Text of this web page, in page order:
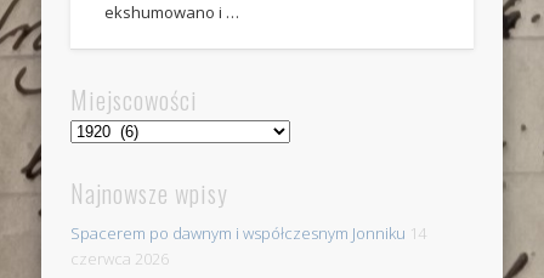
ekshumowano i …
Miejscowości
Miejscowości
Najnowsze wpisy
Spacerem po dawnym i współczesnym Jonniku 14
czerwca 2026